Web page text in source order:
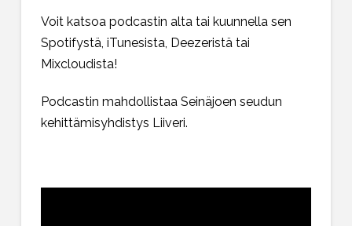
Voit katsoa podcastin alta tai kuunnella sen
Spotifystä, iTunesista, Deezeristä tai
Mixcloudista!
Podcastin mahdollistaa Seinäjoen seudun
kehittämisyhdistys Liiveri.